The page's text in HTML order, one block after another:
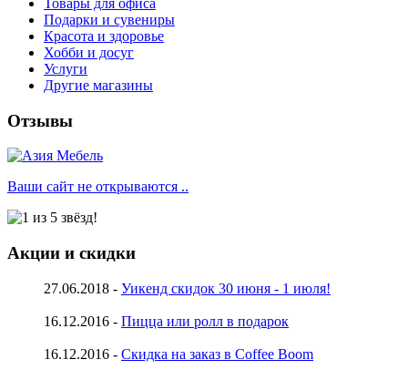
Подарки и сувениры
Красота и здоровье
Хобби и досуг
Услуги
Другие магазины
Отзывы
Ваши сайт не открываются ..
Акции и скидки
27.06.2018 - Уикенд скидок 30 июня - 1 июля!
16.12.2016 - Пицца или ролл в подарок
16.12.2016 - Скидка на заказ в Coffee Boom